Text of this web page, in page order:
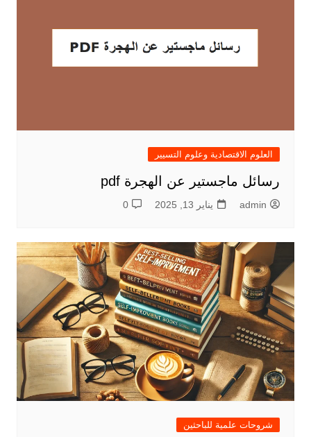
العلوم الاقتصادية وعلوم التسيير
رسائل ماجستير عن الهجرة pdf
admin يناير 13, 2025 0
شروحات علمية للباحثين